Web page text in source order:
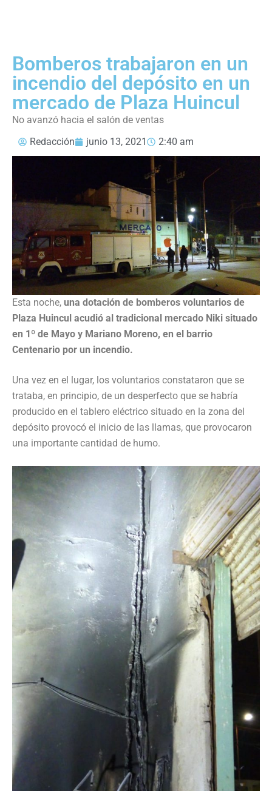
Bomberos trabajaron en un
incendio del depósito en un
mercado de Plaza Huincul
No avanzó hacia el salón de ventas
Redacción
junio 13, 2021 2:40 am
Esta noche, una dotación de bomberos voluntarios de
Plaza Huincul acudió al tradicional mercado Niki situado
en 1º de Mayo y Mariano Moreno, en el barrio
Centenario por un incendio.
Una vez en el lugar, los voluntarios constataron que se
trataba, en principio, de un desperfecto que se habría
producido en el tablero eléctrico situado en la zona del
depósito provocó el inicio de las llamas, que provocaron
una importante cantidad de humo.